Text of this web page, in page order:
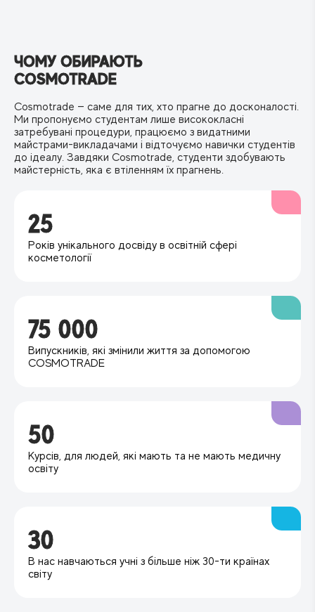
ЧОМУ ОБИРАЮТЬ
COSMOTRADE
Cosmotrade — саме для тих, хто прагне до досконалості.
Ми пропонуємо студентам лише висококласні
затребувані процедури, працюємо з видатними
майстрами-викладачами і відточуємо навички студентів
до ідеалу. Завдяки Cosmotrade, студенти здобувають
майстерність, яка є втіленням їх прагнень.
25
Років унікального досвіду в освітній сфері
косметології
75 000
Випускників, які змінили життя за допомогою
COSMOTRADE
50
Курсів, для людей, які мають та не мають медичну
освіту
30
В нас навчаються учні з більше ніж 30-ти країнах
світу